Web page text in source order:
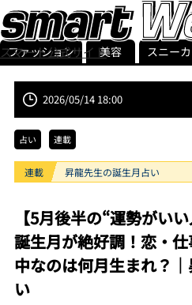
スマート公式サイト
ファッション 美容 スニー
2026/05/14 18:00
占い 連載
連載 昇龍先生の誕生月占い
【5月後半の“運勢がい
誕生月が絶好調！恋・
中なのは何月生まれ？
い